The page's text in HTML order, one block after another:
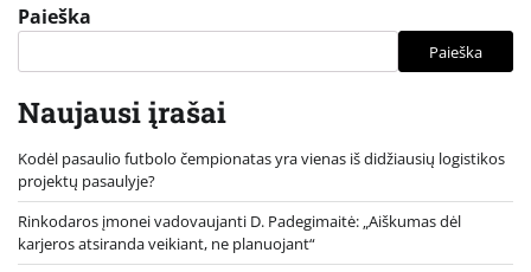
Paieška
Paieška
Naujausi įrašai
Kodėl pasaulio futbolo čempionatas yra vienas iš didžiausių logistikos
projektų pasaulyje?
Rinkodaros įmonei vadovaujanti D. Padegimaitė: „Aiškumas dėl
karjeros atsiranda veikiant, ne planuojant“